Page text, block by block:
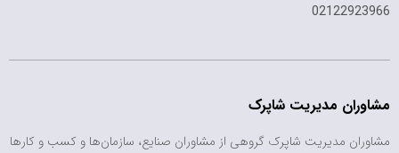
02122923966
مشاوران مدیریت شاپرک
مشاوران مدیریت شاپرک گروهی از مشاوران صنایع، سازمان‌ها و کسب و کارها